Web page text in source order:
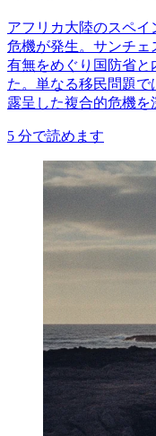
アフリカ大陸のスペ
危機が発生。サンチ
有無をめぐり国防省と
た。単なる移民問題
露呈した複合的危機を
5 分で読めます